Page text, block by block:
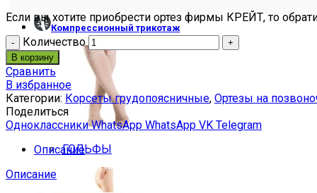
Компрессионный трикотаж
ГОЛЬФЫ
Если вы хотите приобрести ортез фирмы КРЕЙТ, то
Количество
В корзину
Сравнить
В избранное
Категории: Корсеты грудопоясничные, Ортезы на
Поделиться
Одноклассники WhatsApp WhatsApp VK Telegram
Описание
Описание